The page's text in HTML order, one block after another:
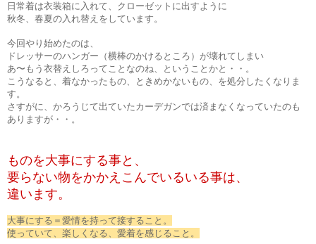
日常着は衣装箱に入れて、クローゼットに出すように
秋冬、春夏の入れ替えをしています。
今回やり始めたのは、
ドレッサーのハンガー（横棒のかけるところ）が壊れてしまい
あ〜もう衣替えしろってことなのね、ということかと・・。
こうなると、着なかったもの、ときめかないもの、を処分したくなりま
す。
さすがに、かろうじて出ていたカーデガンでは済まなくなっていたのも
ありますが・・。
ものを大事にする事と、
要らない物をかかえこんでいるいる事は、
違います。
大事にする＝愛情を持って接すること。
使っていて、楽しくなる、愛着を感じること。